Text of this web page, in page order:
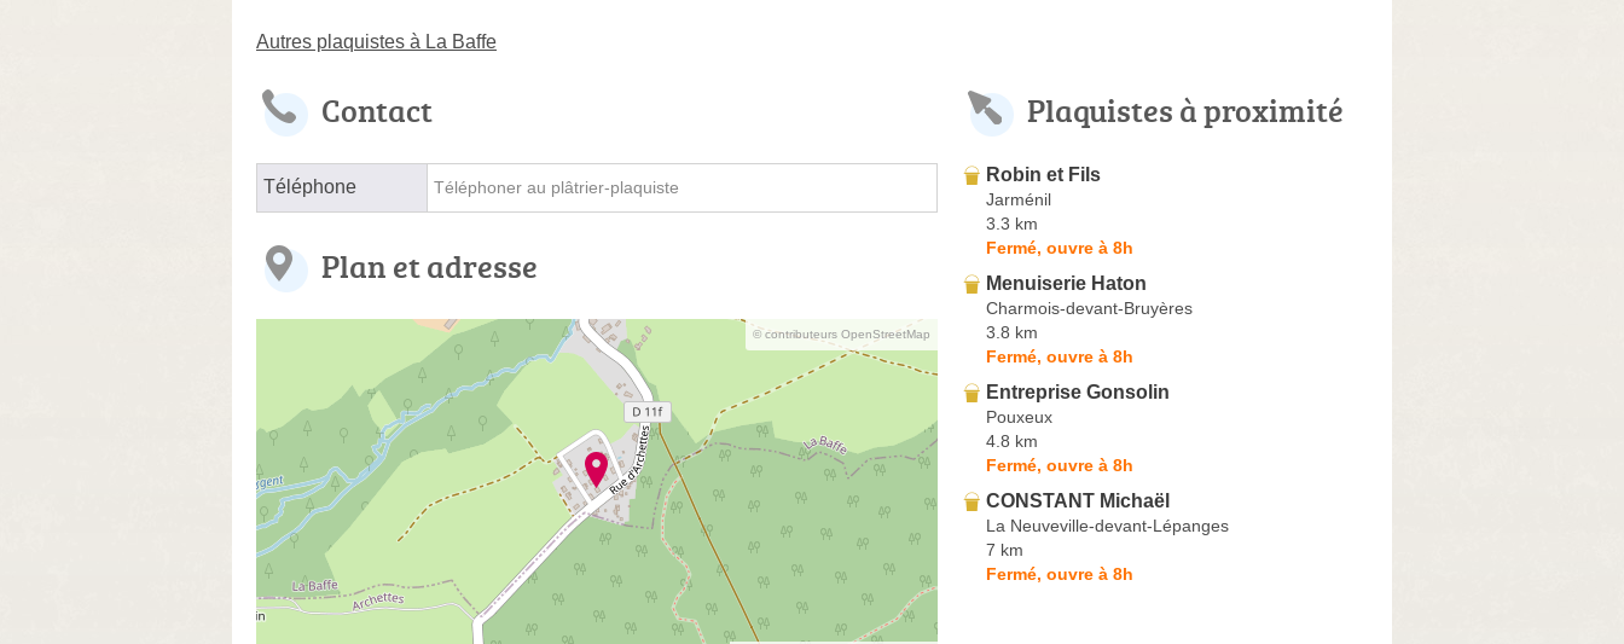
Autres plaquistes à La Baffe
Contact
Téléphone Téléphoner au plâtrier-plaquiste
Plan et adresse
© contributeurs OpenStreetMap
Plaquistes à proximité
Robin et Fils
Jarménil
3.3 km
Fermé, ouvre à 8h
Menuiserie Haton
Charmois-devant-Bruyères
3.8 km
Fermé, ouvre à 8h
Entreprise Gonsolin
Pouxeux
4.8 km
Fermé, ouvre à 8h
CONSTANT Michaël
La Neuveville-devant-Lépanges
7 km
Fermé, ouvre à 8h